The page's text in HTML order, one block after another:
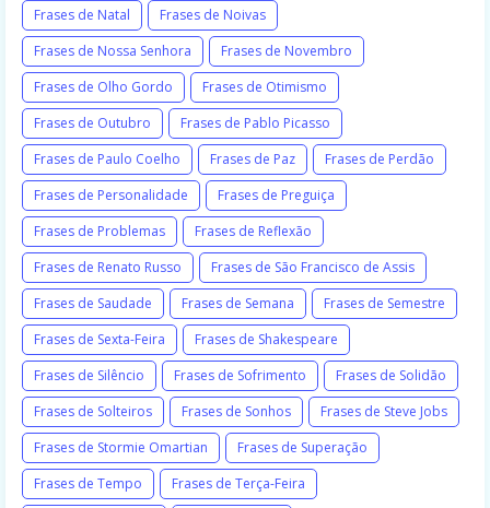
Frases de Natal
Frases de Noivas
Frases de Nossa Senhora
Frases de Novembro
Frases de Olho Gordo
Frases de Otimismo
Frases de Outubro
Frases de Pablo Picasso
Frases de Paulo Coelho
Frases de Paz
Frases de Perdão
Frases de Personalidade
Frases de Preguiça
Frases de Problemas
Frases de Reflexão
Frases de Renato Russo
Frases de São Francisco de Assis
Frases de Saudade
Frases de Semana
Frases de Semestre
Frases de Sexta-Feira
Frases de Shakespeare
Frases de Silêncio
Frases de Sofrimento
Frases de Solidão
Frases de Solteiros
Frases de Sonhos
Frases de Steve Jobs
Frases de Stormie Omartian
Frases de Superação
Frases de Tempo
Frases de Terça-Feira